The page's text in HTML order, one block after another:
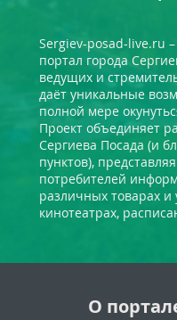
Sergiev-posad-live.ru
портал города
ведущих и
даёт уникальные
полной мере
Проект объединяет
Сергиева Посада (и
пунктов),
потребителей
различных товарах и
кинотеатрах,
О